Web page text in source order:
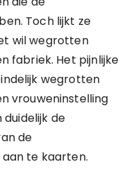
Toch lijkt ze
wil wegrotten
fabriek. Het pijnlijke
wegrotten
vrouweninstelling
de
de
te kaarten.